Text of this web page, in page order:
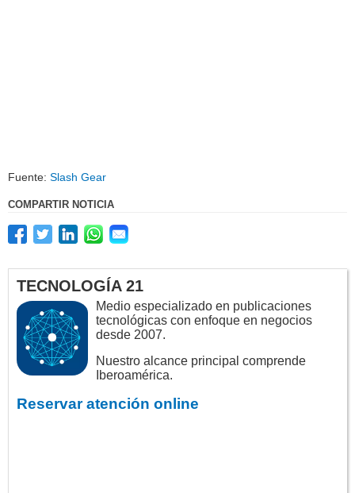
Fuente: Slash Gear
COMPARTIR NOTICIA
TECNOLOGÍA 21
Medio especializado en publicaciones
tecnológicas con enfoque en negocios
desde 2007.
Nuestro alcance principal comprende
Iberoamérica.
Reservar atención online